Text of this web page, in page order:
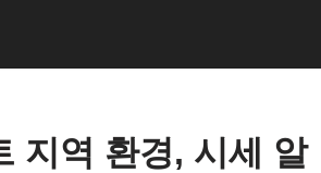
지역 환경, 시세 알